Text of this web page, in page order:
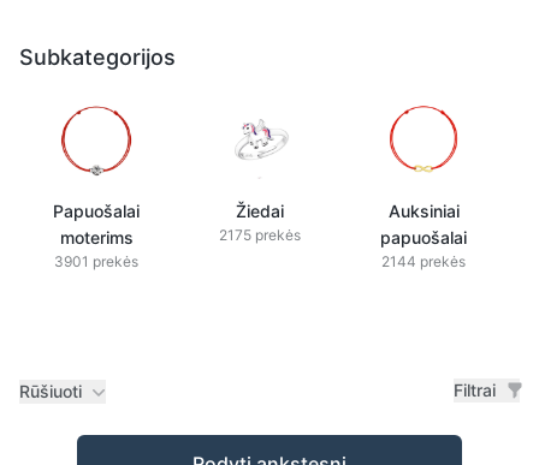
Subkategorijos
Papuošalai
moterims
3901 prekės
Žiedai
2175 prekės
Auksiniai
papuošalai
2144 prekės
Rūšiuoti Filtrai
Prekės